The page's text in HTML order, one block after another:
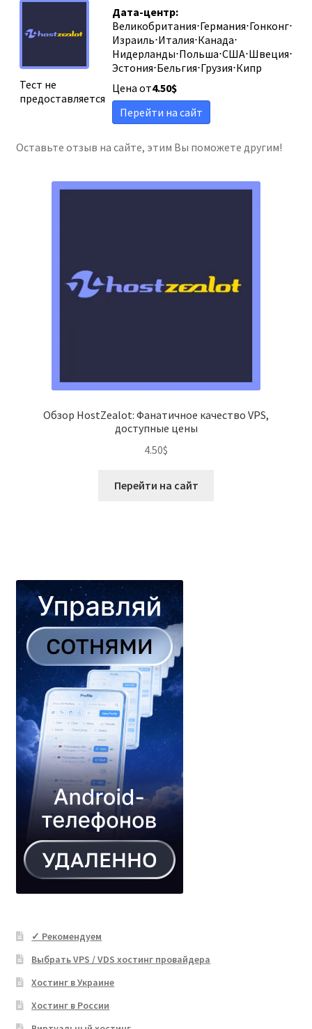
Новые
Тест не
предоставляется
Дата-центр:
Великобритания⋅Германия⋅Гонконг⋅
Израиль⋅Италия⋅Канада⋅
Нидерланды⋅Польша⋅США⋅Швеция⋅
Эстония⋅Бельгия⋅Грузия⋅Кипр
Цена от4.50$
Перейти на сайт
Оставьте отзыв на сайте, этим Вы поможете другим!
Обзор HostZealot: Фанатичное качество VPS,
доступные цены
4.50$
Перейти на сайт
✓ Рекомендуем
Выбрать VPS / VDS хостинг провайдера
Хостинг в Украине
Хостинг в России